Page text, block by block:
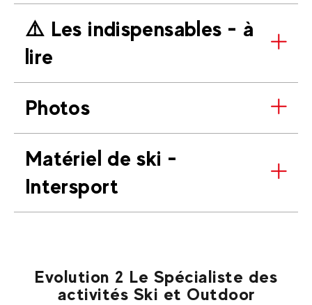
⚠️​ Les indispensables - à
lire
Photos
Matériel de ski -
Intersport
Evolution 2 Le Spécialiste des
activités Ski et Outdoor